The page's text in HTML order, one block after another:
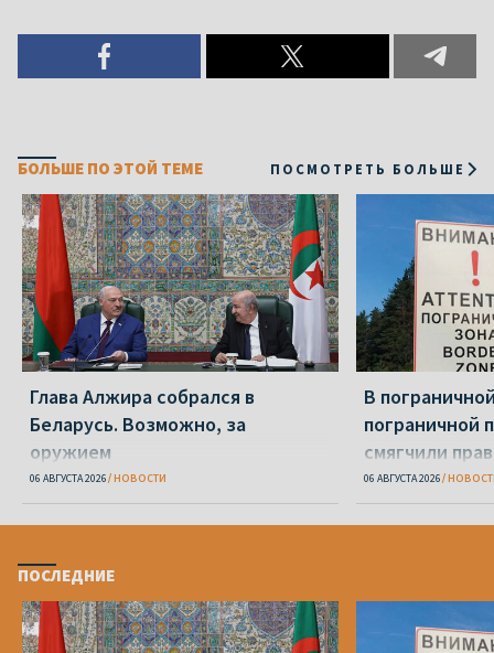
БОЛЬШЕ ПО ЭТОЙ ТЕМЕ ПОСМОТРЕТЬ БОЛЬШЕ
Глава Алжира собрался в
Беларусь. Возможно, за
оружием
06 АВГУСТА 2026 НОВОСТИ
В
пограничной
смягчили
06 АВГУСТА 2026
ПОСЛЕДНИЕ